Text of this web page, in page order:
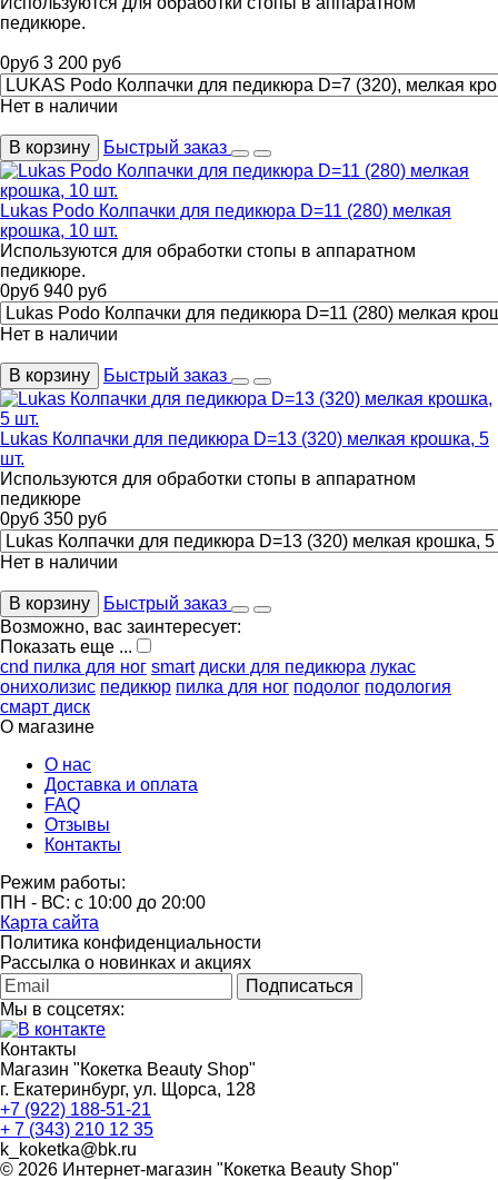
педикюре.
0руб 3 200 руб
Нет в наличии
В корзину Быстрый заказ
Lukas Podo Колпачки для педикюра D=11 (280) мелкая
крошка, 10 шт.
Используются для обработки стопы в аппаратном
педикюре.
0руб 940 руб
Нет в наличии
В корзину Быстрый заказ
Lukas Колпачки для педикюра D=13 (320) мелкая крошка, 5
шт.
Используются для обработки стопы в аппаратном
педикюре
0руб 350 руб
Нет в наличии
В корзину
Быстрый заказ
Возможно, вас заинтересует:
Показать еще ...
cnd пилка для ног smart диски для педикюра лукас
онихолизис педикюр пилка для ног подолог подология
смарт диск
О магазине
О нас
Доставка и оплата
FAQ
Отзывы
Контакты
Режим работы:
ПН - ВС: с 10:00 до 20:00
Карта сайта
Политика конфиденциальности
Рассылка о новинках и акциях
Подписаться
Мы в соцсетях:
Контакты
Магазин "Кокетка Beauty Shop"
г. Екатеринбург, ул. Щорса, 128
+7 (922) 188-51-21
+ 7 (343) 210 12 35
k_koketka@bk.ru
© 2026 Интернет-магазин "Кокетка Beauty Shop"